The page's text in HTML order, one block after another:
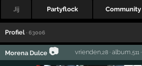
Jij Partyflock Community
Profiel · 63006
Morena Dulce 📷 vrienden,28· album ,511·